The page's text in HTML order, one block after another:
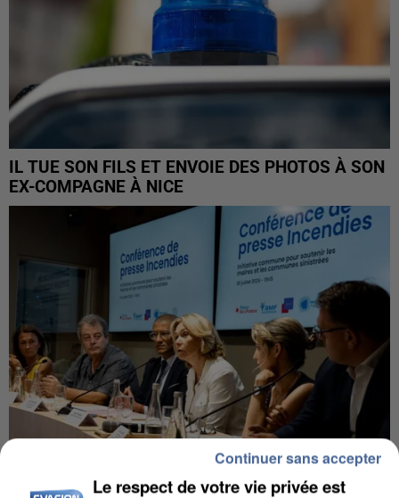
IL TUE SON FILS ET ENVOIE DES PHOTOS À SON
EX-COMPAGNE À NICE
Le respect de votre vie privée est
Continuer sans accepter